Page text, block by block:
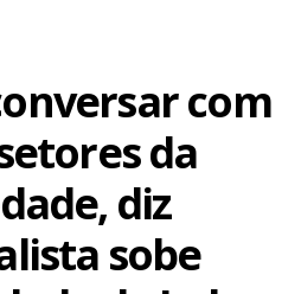
com
da
diz
sobe